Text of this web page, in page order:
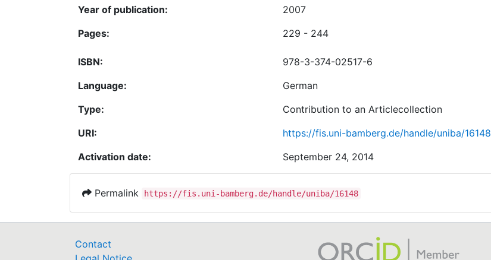
Year of publication:
2007
Pages:
229 - 244
ISBN:
978-3-374-02517-6
Language:
German
Type:
Contribution to an Articlecollection
URI:
https://fis.uni-bamberg.de/handle/uniba/16148
Activation date:
September 24, 2014
Permalink https://fis.uni-bamberg.de/handle/uniba/16148
Contact